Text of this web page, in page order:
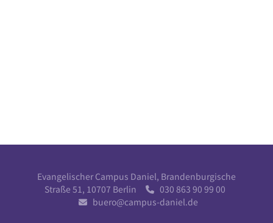
Evangelischer Campus Daniel, Brandenburgische
Straße 51, 10707 Berlin
030 863 90 99 00
 buero@campus-daniel.de